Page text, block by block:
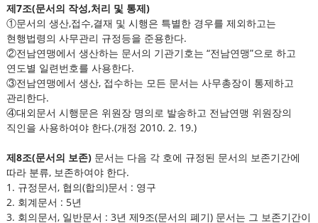
제7조(문서의 작성,처리 및 통제)
①문서의 생산,접수,결재 및 시행은 특별한 경우를 제외하고는
현행법령의 사무관리 규정등을 준용한다.
②전남연맹에서 생산하는 문서의 기관기호는 “전남연맹”으로 하고
연도별 일련번호를 사용한다.
③전남연맹에서 생산, 접수하는 모든 문서는 사무총장이 통제하고
관리한다.
④대외문서 시행문은 위원장 명의로 발송하고 전남연맹 위원장의
직인을 사용하여야 한다.(개정 2010. 2. 19.)
제8조(문서의 보존)문서는 다음 각 호에 규정된 문서의 보존기간에
따라 분류, 보존하여야 한다.
1. 규정문서, 협의(합의)문서 : 영구
2. 회계문서 : 5년
3. 회의문서, 일반문서 : 3년 제9조(문서의 폐기) 문서는 그 보존기간이